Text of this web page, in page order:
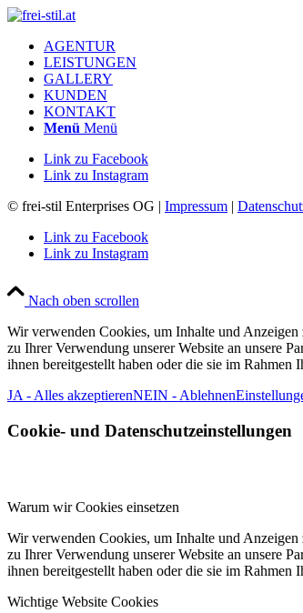
AGENTUR
LEISTUNGEN
GALLERY
KUNDEN
KONTAKT
Menü Menü
Link zu Facebook
Link zu Instagram
© frei-stil Enterprises OG | Impressum |
Link zu Facebook
Link zu Instagram
Nach oben scrollen
Wir verwenden Cookies, um Inhalte und
zu Ihrer Verwendung unserer Website an unsere
ihnen bereitgestellt haben oder die sie im
JA - Alles akzeptierenNEIN - Ablehnen
Cookie- und Datenschutzeinstellungen
Warum wir Cookies einsetzen
Wir verwenden Cookies, um Inhalte und
zu Ihrer Verwendung unserer Website an unsere
ihnen bereitgestellt haben oder die sie im
Wichtige Website Cookies